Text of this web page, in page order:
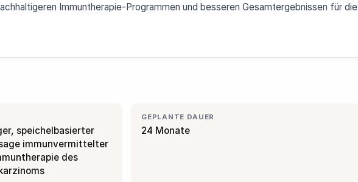
Immuntherapie-Programmen und besseren Gesamtergebnissen für die
speichelbasierter
immunvermittelter
des
GEPLANTE DAUER
24 Monate